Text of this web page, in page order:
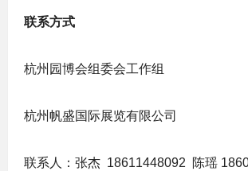
联系方式
杭州园博会组委会工作组
杭州帆盛国际展览有限公司
联系人：张杰 18611448092 陈瑶